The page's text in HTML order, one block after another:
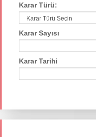
Karar Türü:
Karar Sayısı
Karar Tarihi